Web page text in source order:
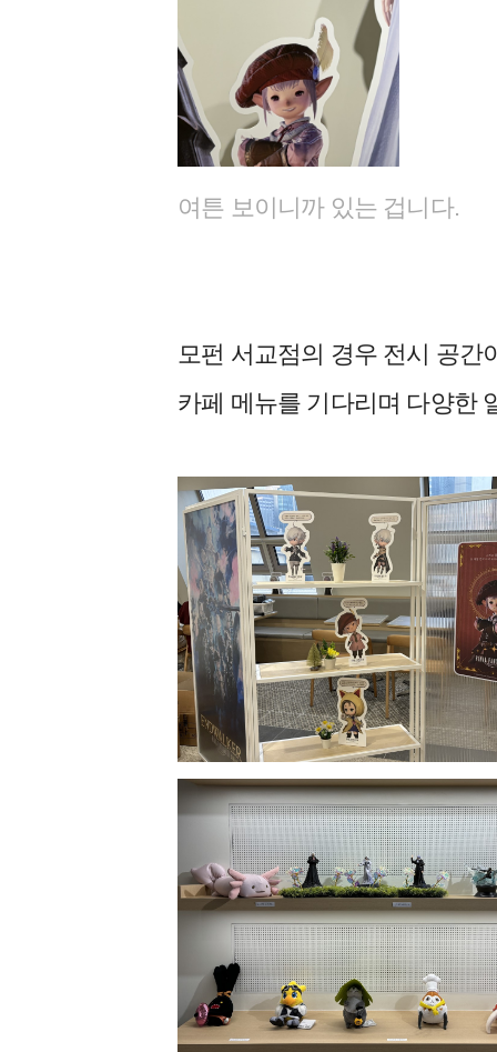
여튼 보이니까 있는 겁니다.
모펀 서교점의 경우 전시 공간
카페 메뉴를 기다리며 다양한